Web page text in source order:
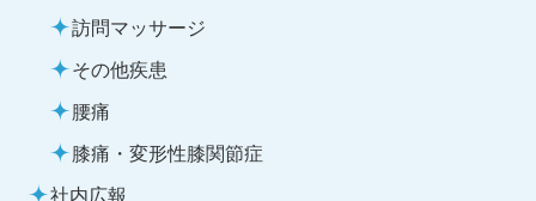
訪問マッサージ
その他疾患
腰痛
膝痛・変形性膝関節症
社内広報